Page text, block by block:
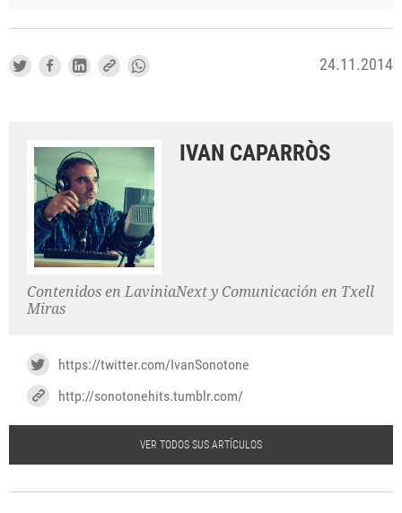
24.11.2014
IVAN CAPARRÒS
Contenidos en LaviniaNext y Comunicación en Txell
Miras
https://twitter.com/IvanSonotone
http://sonotonehits.tumblr.com/
VER TODOS SUS ARTÍCULOS